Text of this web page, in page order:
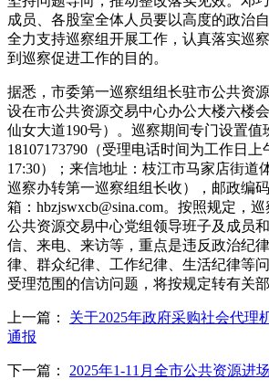
成员、各股室全体人员要以高度的政治
全力支持巡察组开展工作，认真落实巡
到巡察促进工作的目的。
据悉，市委第一巡察组组长驻市公共资
设在市公共资源交易中心办公大楼六楼
仙女大道190号）。巡察期间专门设置值
18107173790（受理电话时间为工作日上
17:30）；来信地址：枝江市马家店街道
巡察办转第一巡察组组长收），邮政编
箱：hbzjswxcb@sina.com。按照规定，
公共资源交易中心党组领导班子及成员
信、来电、来访等，重点是违反政治纪
律、群众纪律、工作纪律、生活纪律等
受理范围的信访问题，将按规定转有关部
上一篇： 关于2025年政府采购社会代理
通报
下一篇： 2025年1-11月全市公共资源进